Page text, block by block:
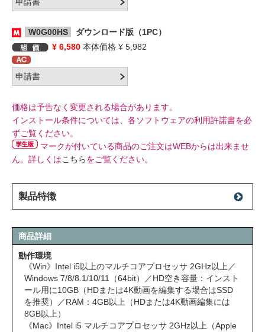
W0G00HS
ダウンロード版（1PC）
¥ 6,580 本体価格 ¥ 5,982
価格は予告なく変更される場合があります。
インストール条件については、各ソフトウェアの利用許諾書を必
ずご覧ください。
マークが付いている商品のご注文はWEBからは出来ませ
ん。詳しくはこちらをご覧ください。
製品特徴
商品詳細
動作環境
《Win》Intel i5以上のマルチコアプロセッサ 2GHz以上／
Windows 7/8/8.1/10/11（64bit）／HD空き容量：インスト
ール用に10GB（HDまたは4K動画を編集する場合はSSD
を推奨）／RAM：4GB以上（HDまたは4K動画編集には
8GB以上）
《Mac》Intel i5 マルチコアプロセッサ 2GHz以上（Apple